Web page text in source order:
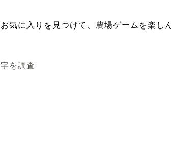
に入りを見つけて、農場ゲームを楽し
字を調査